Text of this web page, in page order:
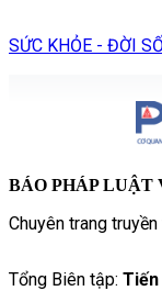
SỨC KHỎE - ĐỜI
BÁO PHÁP LUẬT
Chuyên trang
Tổng Biên tập: Tiến